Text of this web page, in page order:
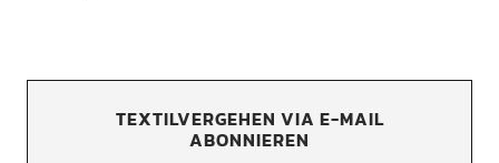
TEXTILVERGEHEN VIA E-MAIL
ABONNIEREN